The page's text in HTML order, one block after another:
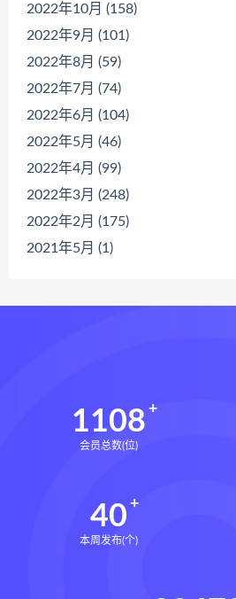
2022年10月 (158)
2022年9月 (101)
2022年8月 (59)
2022年7月 (74)
2022年6月 (104)
2022年5月 (46)
2022年4月 (99)
2022年3月 (248)
2022年2月 (175)
2021年5月 (1)
1108
会员总数(位)
40
本周发布(个)